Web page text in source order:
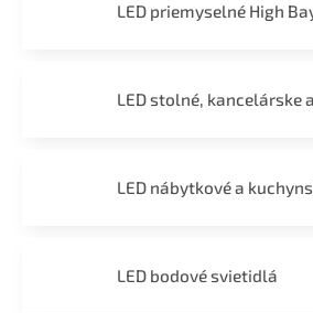
LED priemyselné High
LED stolné, kancelárske
LED nábytkové a
LED bodové svietidlá